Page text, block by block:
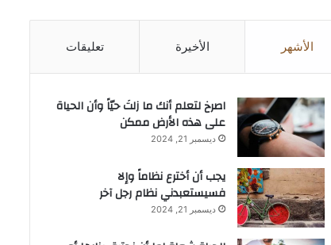
الأشهر الأخيرة تعليقات
‫اصرخ لتعلم أنك ما زلتَ حيّاً وأن الحياة
على هذه الأرض ممكن
ديسمبر 21, 2024
يجب أن أخترع نظاماً وإلا
فسيستعبدني نظام رجل آخر
ديسمبر 21, 2024